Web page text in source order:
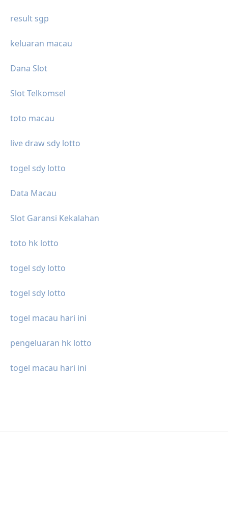
result sgp
keluaran macau
Dana Slot
Slot Telkomsel
toto macau
live draw sdy lotto
togel sdy lotto
Data Macau
Slot Garansi Kekalahan
toto hk lotto
togel sdy lotto
togel sdy lotto
togel macau hari ini
pengeluaran hk lotto
togel macau hari ini